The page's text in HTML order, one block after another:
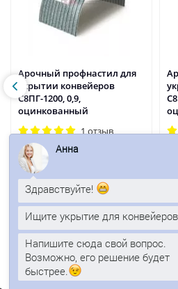
Арочный профнастил для
укрытии конвейеров
С8ПГ-1200, 0,9,
оцинкованный
1 отзыв
1104р.
В корзину
Быстрый заказ
Анна
Здравствуйте!
Ищите укрытие для
Напишите сюда свой вопрос.
Возможно, его решение будет
быстрее.